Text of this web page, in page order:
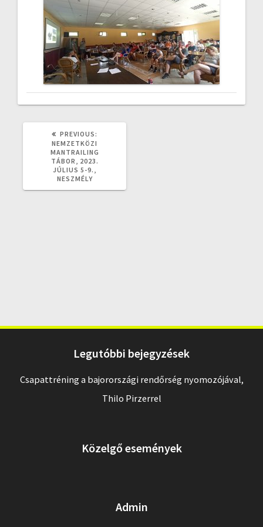
PREVIOUS:
NEMZETKÖZI
MANTRAILING
TÁBOR, 2023.
JÚLIUS 5-9.,
NESZMÉLY
Legutóbbi bejegyzések
Csapattréning a bajorországi rendőrség nyomozójával,
Thilo Pirzerrel
Közelgő események
Admin